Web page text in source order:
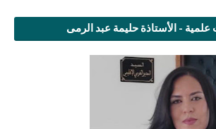
- الأستاذة حليمة عبد الرمى